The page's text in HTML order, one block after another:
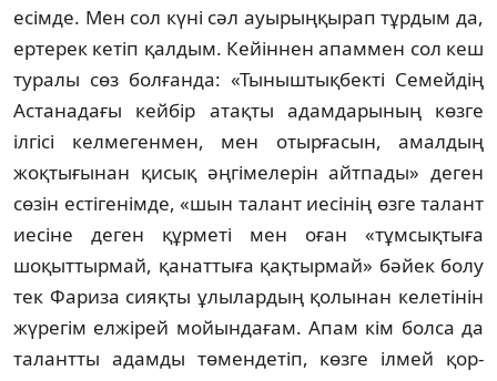
есімде. Мен сол күні сәл ауырыңқырап тұрдым да,
ертерек кетіп қалдым. Кейіннен апаммен сол кеш
тура­лы сөз болғанда: «Тыныштықбекті Се­мей­дің
Астанадағы кейбір атақты адамдары­ның көзге
ілгісі келмегенмен, мен отырғасын, амалдың
жоқтығынан қисық әңгімелерін айтпады» деген
сөзін естігенімде, «шын та­лант иесінің өзге талант
иесіне деген құрметі мен оған «тұмсықтыға
шоқыттырмай, қанат­тыға қақтырмай» бәйек болу
тек Фариза сияқ­ты ұлылардың қолынан келетінін
жүре­гім елжірей мойындағам. Апам кім болса да
талантты адамды төмендетіп, көзге ілмей қор­